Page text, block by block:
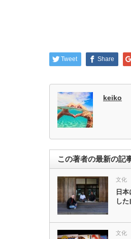
Tweet Share
keiko
この著者の最新の記
文化
日
した
文化